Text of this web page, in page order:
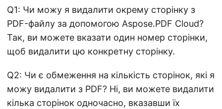
Q1: Чи можу я видалити окрему сторінку з
PDF-файлу за допомогою Aspose.PDF Cloud?
Так, ви можете вказати один номер сторінки,
щоб видалити цю конкретну сторінку.
Q2: Чи є обмеження на кількість сторінок, які я
можу видалити з PDF? Ні, ви можете видалити
кілька сторінок одночасно, вказавши їх